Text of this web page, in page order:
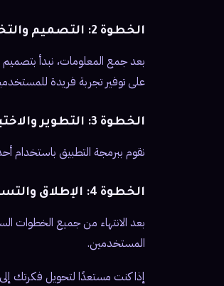
الخطوة 2: التصميم والتخطيط
على توفير تجربة فريدة
الخطوة 3: التطوير والاختبار
نقوم ببرمجة التطبيق باستخدام
الخطوة 4: الإطلاق والتسويق
بعد الانتهاء من جميع الخطوات
المستخدمين.
إذا كنت مستعدًا لتحويل فكرتك إلى